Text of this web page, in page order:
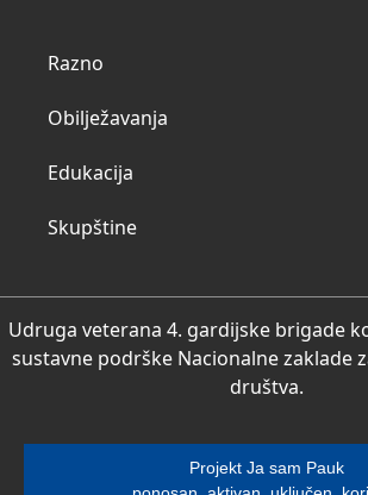
Razno
Obilježavanja
Edukacija
Skupštine
Udruga veterana 4. gardijske brigade
sustavne podrške Nacionalne zaklade
društva.
Projekt Ja sam Pauk